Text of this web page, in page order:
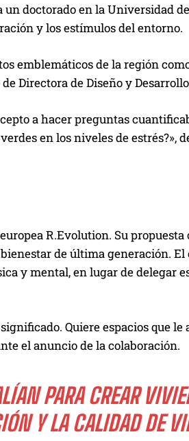
un doctorado en la Universidad
y los estímulos del entorno.
emblemáticos de la región
Directora de Diseño y
a hacer preguntas
en los niveles de estrés?»,
R.Evolution. Su
de última generación. El
y mental, en lugar de delegar
Quiere espacios que le
el anuncio de la colaboración.
PARA CREAR
Y LA CALIDAD DE